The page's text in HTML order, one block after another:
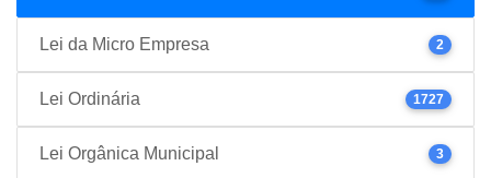
Lei da Micro Empresa 2
Lei Ordinária 1727
Lei Orgânica Municipal 3